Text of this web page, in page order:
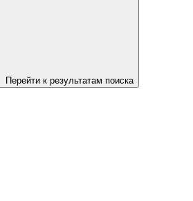
Перейти к результатам поиска